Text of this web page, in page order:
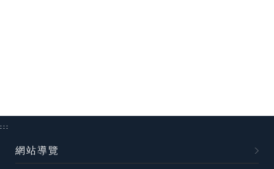
:::
網站導覽